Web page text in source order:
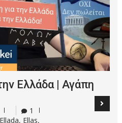
Ελλάδα | Αγάπη
1
Ellada, Ellas,